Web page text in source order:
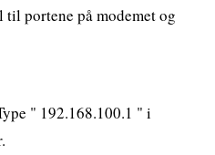
portene på modemet og
" 192.168.100.1 " i